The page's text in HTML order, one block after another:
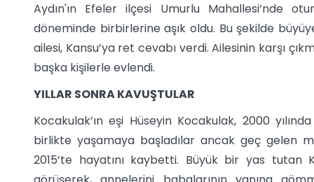
Aydın'ın Efeler ilçesi Umurlu Mahallesi’nde
döneminde birbirlerine aşık oldu. Bu şekilde
ailesi, Kansu’ya ret cevabı verdi. Ailesinin karşı
başka kişilerle evlendi.
YILLAR SONRA KAVUŞTULAR
Kocakulak’ın eşi Hüseyin Kocakulak, 2000
birlikte yaşamaya başladılar ancak geç gelen
2015’te hayatını kaybetti. Büyük bir yas tutan